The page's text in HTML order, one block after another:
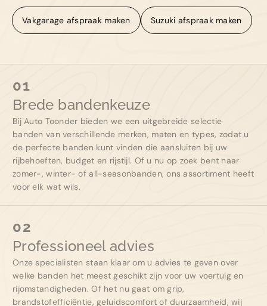
Vakgarage afspraak maken
Suzuki afspraak maken
01
Brede bandenkeuze
Bij Auto Toonder bieden we een uitgebreide selectie
banden van verschillende merken, maten en types, zodat u
de perfecte banden kunt vinden die aansluiten bij uw
rijbehoeften, budget en rijstijl. Of u nu op zoek bent naar
zomer-, winter- of all-seasonbanden, ons assortiment heeft
voor elk wat wils.
02
Professioneel advies
Onze specialisten staan klaar om u advies te geven over
welke banden het meest geschikt zijn voor uw voertuig en
rijomstandigheden. Of het nu gaat om grip,
brandstofefficiëntie, geluidscomfort of duurzaamheid, wij